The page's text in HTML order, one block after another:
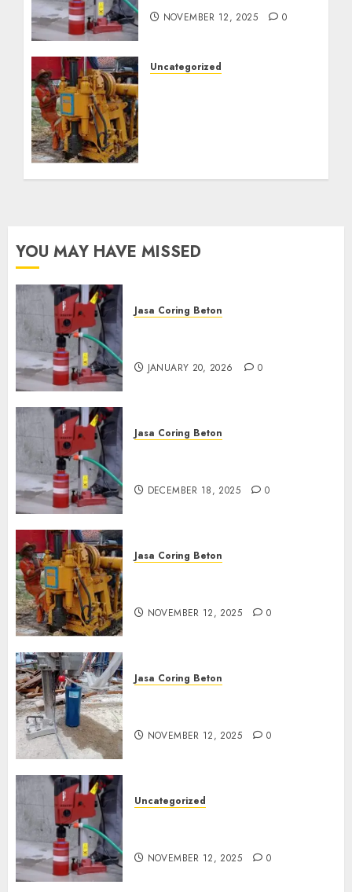
NOVEMBER 12, 2025 0
Uncategorized
YOU MAY HAVE MISSED
Jasa Coring Beton
JANUARY 20, 2026 0
Jasa Coring Beton
DECEMBER 18, 2025 0
Jasa Coring Beton
NOVEMBER 12, 2025 0
Jasa Coring Beton
NOVEMBER 12, 2025 0
Uncategorized
NOVEMBER 12, 2025 0